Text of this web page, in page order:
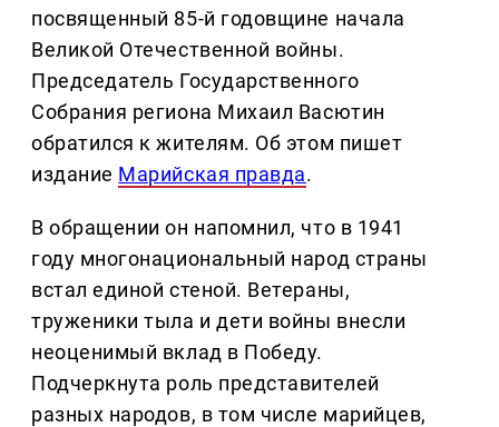
посвященный 85-й годовщине начала
Великой Отечественной войны.
Председатель Государственного
Собрания региона Михаил Васютин
обратился к жителям. Об этом пишет
издание Марийская правда.
В обращении он напомнил, что в 1941
году многонациональный народ страны
встал единой стеной. Ветераны,
труженики тыла и дети войны внесли
неоценимый вклад в Победу.
Подчеркнута роль представителей
разных народов, в том числе марийцев,